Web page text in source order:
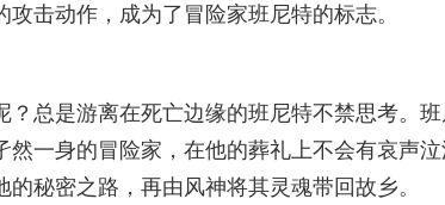
攻击动作，成为了冒险家班尼特的标志。
？总是游离在死亡边缘的班尼特不禁思考。
然一身的冒险家，在他的葬礼上不会有哀声
的秘密之路，再由风神将其灵魂带回故乡。